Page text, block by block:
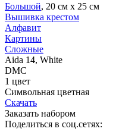
Большой, 20 см х 25 см
Вышивка крестом
Алфавит
Картины
Сложные
Aida 14, White
DMC
1 цвет
Символьная цветная
Скачать
Заказать набором
Поделиться в соц.сетях: